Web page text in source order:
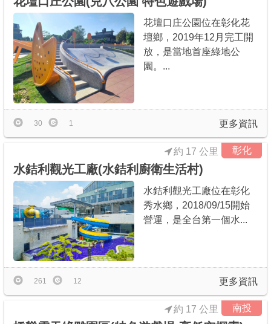
花壇口庄公園位在彰化花
壇鄉，2019年12月完工開
放，是當地首座綠地公
園。...
更多資訊
30 1
彰化
水銡利觀光工廠(水銡利廚衛生活村)
約 17 公里
水銡利觀光工廠位在彰化
秀水鄉，2018/09/15開始
營運，是全台第一個水...
更多資訊
261 12
南投
約 17 公里